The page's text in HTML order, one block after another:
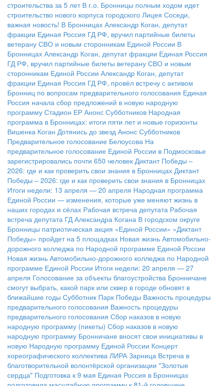
строительства за 5 лет В г.о. Бронницы полным ходом идет
строительство нового корпуса городского Лицея Соседи,
важная новость! В Бронницах Александр Коган, депутат
фракции Единая Россия ГД РФ, вручил партийные билеты
ветерану СВО и новым сторонникам Единой России В
Бронницах Александр Коган, депутат фракции Единая Россия
ГД РФ, вручил партийные билеты ветерану СВО и новым
сторонникам Единой России Александр Коган, депутат
фракции Единая Россия ГД РФ, провёл встречу с активом
Бронниц по вопросам предварительного голосования Единая
Россия начала сбор предложений в новую народную
программу Стадион ЕР Анонс Субботников Народная
программа в Бронницах: итоги пяти лет и новые горизонты
Вишенка Коган Дотянись до звезд Анонс Субботников
Предварительное голосование Белоусова На
предварительное голосование Единой России в Подмосковье
зарегистрировались почти 650 человек Диктант Победы –
2026: где и как проверить свои знания в Бронницах Диктант
Победы – 2026: где и как проверить свои знания в Бронницах
Итоги недели: 13 апреля — 20 апреля Народная программа
Единой России — изменения, которые уже меняют жизнь в
наших городах и сёлах Рабочая встреча депутата Рабочая
встреча депутата ГД Александра Когана В городском округе
Бронницы патриотическая акция «Единой России» «Диктант
Победы» пройдет на 5 площадках Новая жизнь Автомобильно-
дорожного колледжа по Народной программе Единой России
Новая жизнь Автомобильно-дорожного колледжа по Народной
программе Единой России Итоги недели: 20 апреля — 27
апреля Голосование за объекты благоустройства Бронничане
смогут выбрать, какой парк или сквер в городе обновят в
ближайшие годы Субботник Парк Победы Важность процедуры
предварительного голосования Важность процедуры
предварительного голосования Сбор наказов в новую
народную программу (пикеты) Сбор наказов в новую
народную программу Бронничане вносят свои инициативы в
новую Народную программу Единой России Концерт
хореографического коллектива ЛИРА Зарница Встреча в
благотворительной волонтёрской организации "Золотые
сердца" Подготовка к 9 мая Единая Россия в Бронницах